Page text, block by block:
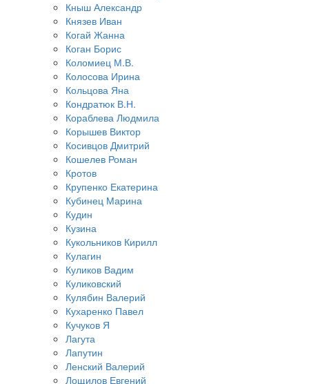
Кныш Александр
Князев Иван
Когай Жанна
Коган Борис
Коломиец М.В.
Колосова Ирина
Кольцова Яна
Кондратюк В.Н.
Кораблева Людмила
Корышев Виктор
Косивцов Дмитрий
Кошелев Роман
Кротов
Крупенко Екатерина
Кубинец Марина
Кудин
Кузина
Кукольников Кирилл
Кулагин
Куликов Вадим
Куликовский
Кулябин Валерий
Кухаренко Павел
Кучуков Я
Лагута
Лапутин
Ленский Валерий
Лощилов Евгений